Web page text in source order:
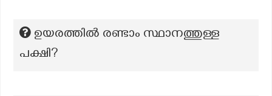
ഉയരത്തിൽ രണ്ടാം സ്ഥാനത്തുള്ള
പക്ഷി?